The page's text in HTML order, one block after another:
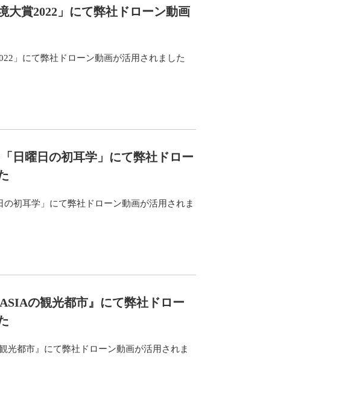
大賞2022」にて弊社ドローン動画
」にて弊社ドローン動画が活用されました
日曜日の初耳学」にて弊社ドロー
の初耳学」にて弊社ドローン動画が活用されま
の観光都市』にて弊社ドロー
光都市』にて弊社ドローン動画が活用されま